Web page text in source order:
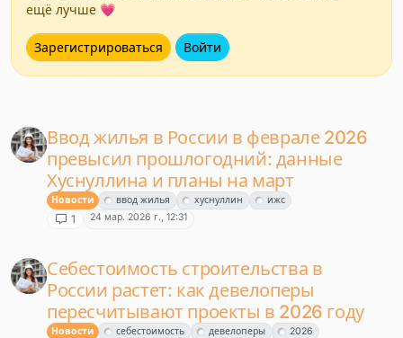
ещё лучше 💗
Зарегистрироваться Войти
Ввод жилья в России в феврале 2026
превысил прошлогодний: данные
Хуснуллина и планы на март
Новости ввод жилья хуснуллин ижс
1 24 мар. 2026 г., 12:31
Себестоимость строительства в
России растет: как девелоперы
пересчитывают проекты в 2026 году
Новости себестоимость девелоперы 2026